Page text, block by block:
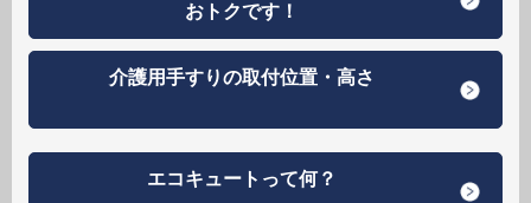
おトクです！
介護用手すりの取付位置・高さ
エコキュートって何？